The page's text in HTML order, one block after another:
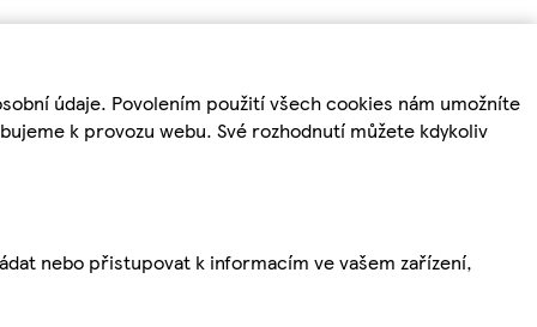
údaje. Povolením použití všech cookies nám umožníte
k provozu webu. Své rozhodnutí můžete kdykoliv
nebo přistupovat k informacím ve vašem zařízení,